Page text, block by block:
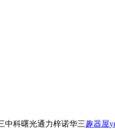
中科曙光通力梓诺华三趣器屋